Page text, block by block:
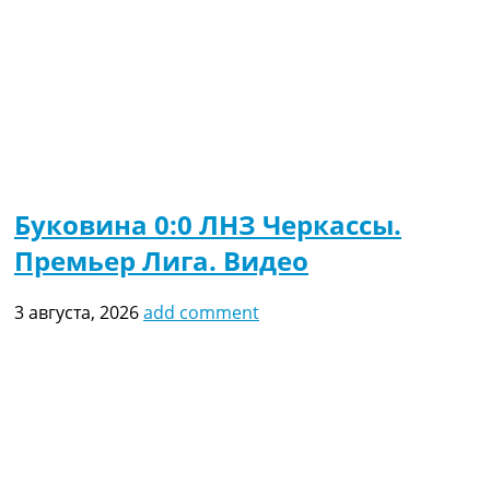
Буковина 0:0 ЛНЗ Черкассы.
Премьер Лига. Видео
3 августа, 2026add comment